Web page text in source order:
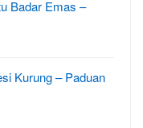
Badar Emas –
Kurung – Paduan